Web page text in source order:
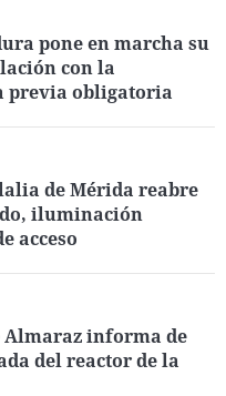
pone en marcha su
con la
previa obligatoria
de Mérida reabre
iluminación
acceso
informa de
del reactor de la